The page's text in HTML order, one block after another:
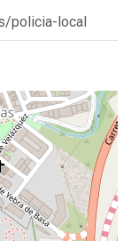
policia-local